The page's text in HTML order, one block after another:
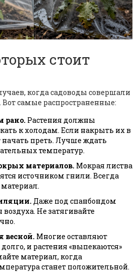
стоит
когда садоводы совершали
самые распространенные:
рано. Растения должны
к холодам. Если накрыть их в
начать преть. Лучше ждать
температур.
материалов. Мокрая листва
источником гнили. Всегда
материал.
Даже под спанбондом
Не затягивайте
весной. Многие оставляют
и растения «выпекаются»
материал, когда
станет положительной.